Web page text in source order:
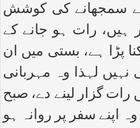
سمجھانے کی کوشش
رات ہو جانے کے
پڑا ہے، بستی میں ان
نہیں لہذا وہ مہربانی
گزار لینے دے، صبح
اپنے سفر پر روانہ ہو